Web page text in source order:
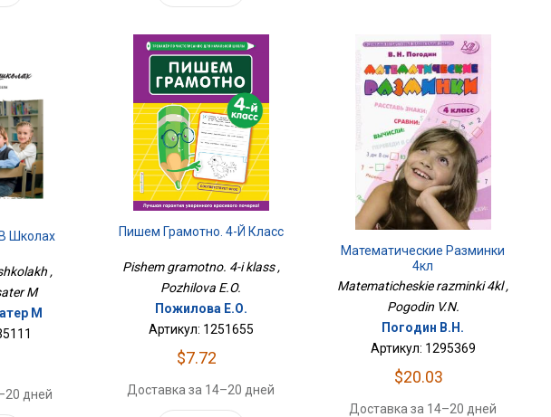
Школах
,
M
М
дней
Пишем Грамотно. 4-Й Класс
Pishem gramotno. 4-i klass ,
Pozhilova E.O.
Пожилова Е.О.
Артикул: 1251655
$7.72
Доставка за 14–20 дней
Математические Разминки
4кл
Matematicheskie razminki 4kl ,
Pogodin V.N.
Погодин В.Н.
Артикул: 1295369
$20.03
Доставка за 14–20 дней